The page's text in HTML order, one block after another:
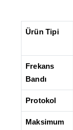
Ürün Tipi
Frekans
Bandı
Protokol
Maksimum